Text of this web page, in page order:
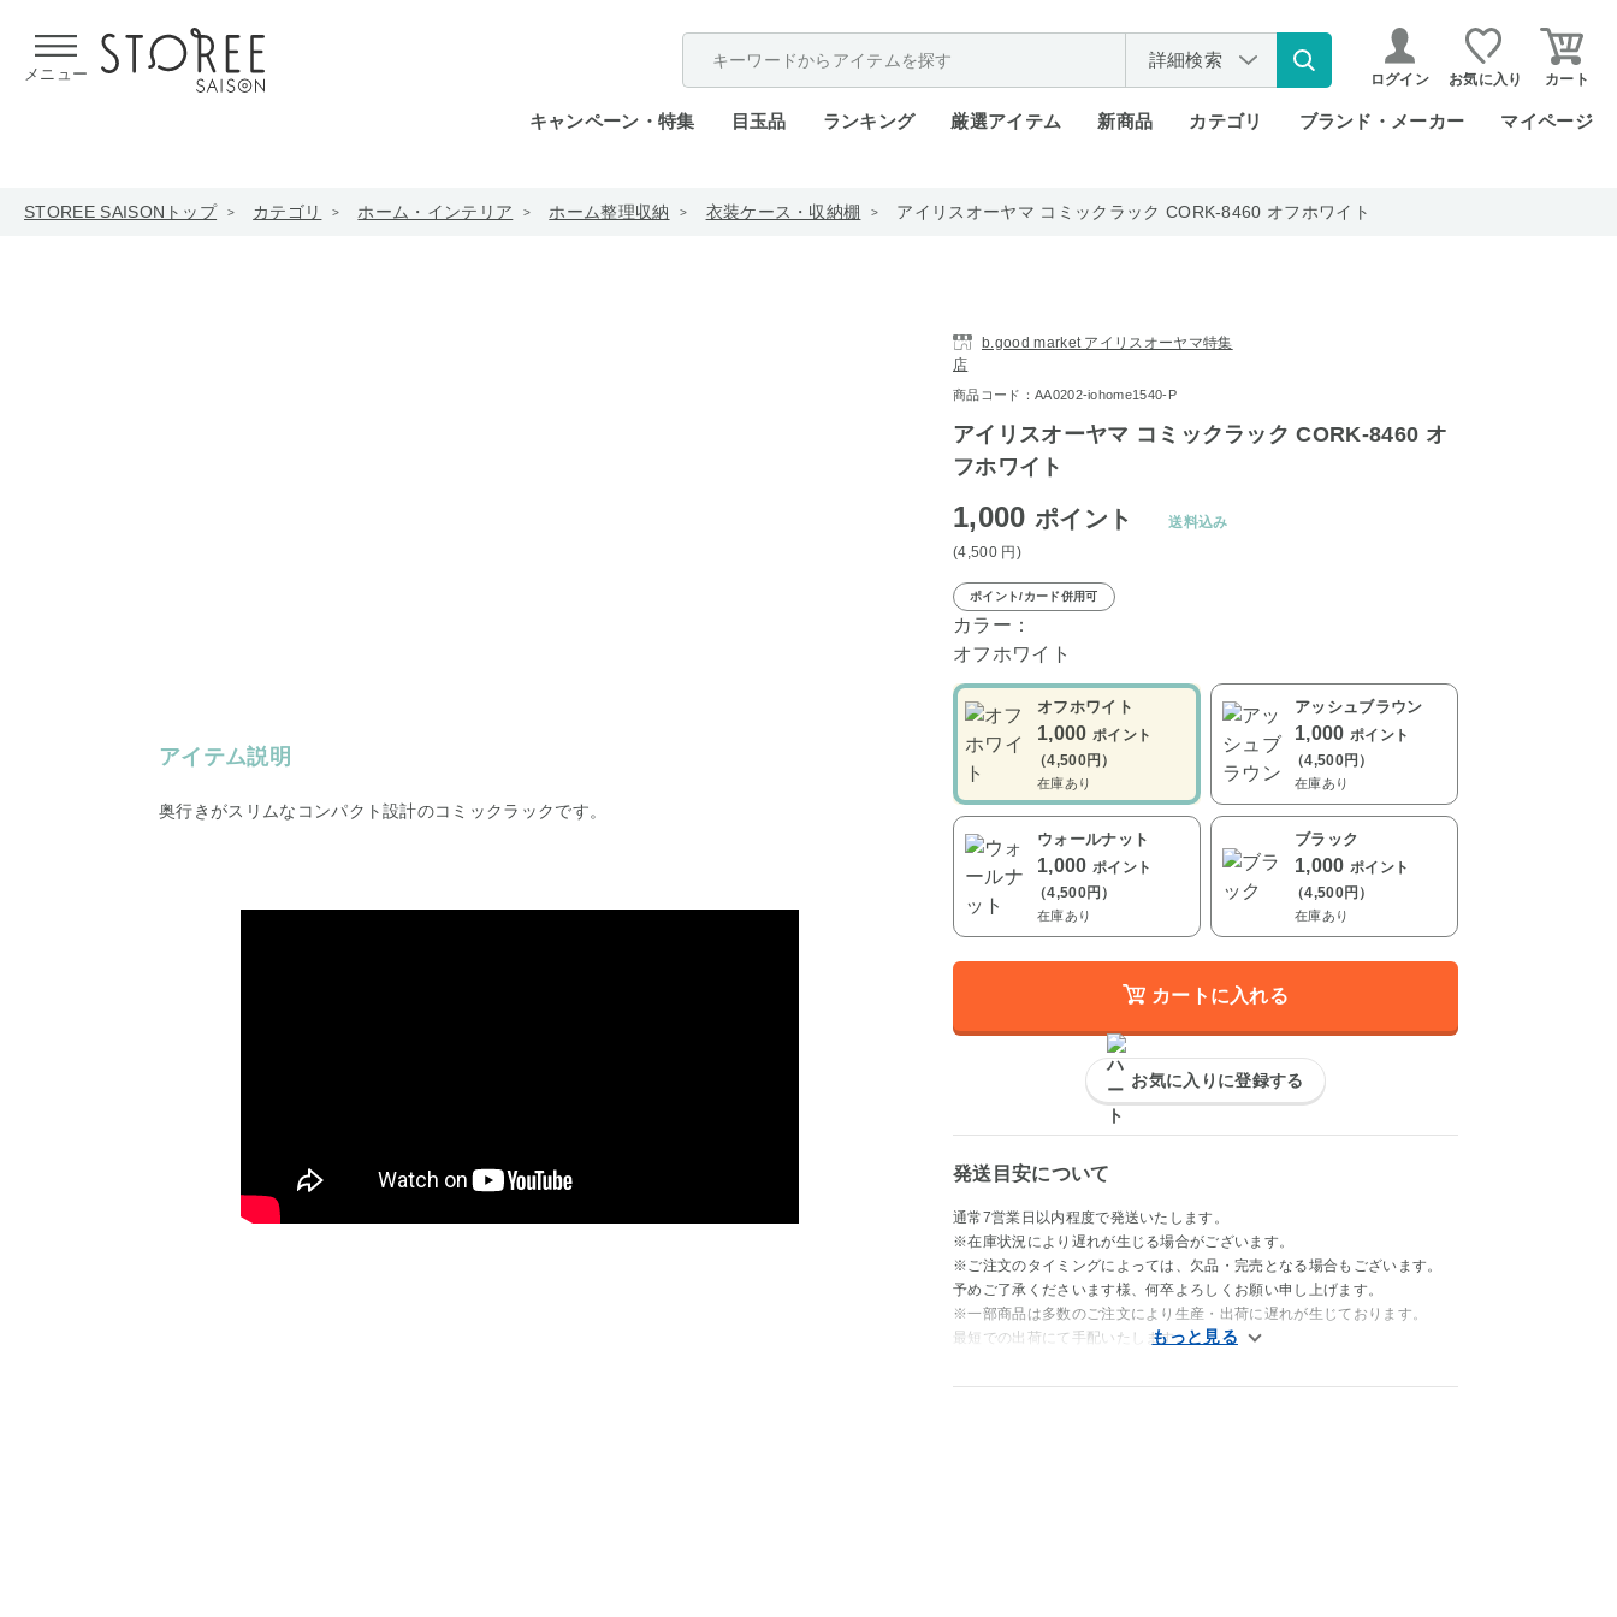
メニュー
詳細検索
ログイン お気に入り カート
キャンペーン・特集 目玉品 ランキング 厳選アイテム 新商品 カテゴリ ブランド・メーカー マイページ
STOREE SAISONトップ カテゴリ ホーム・インテリア ホーム整理収納 衣装ケース・収納棚 アイリスオーヤマ コミックラック CORK-8460 オフホワイト
アイテム説明
奥行きがスリムなコンパクト設計のコミックラックです。
b.good market アイリスオーヤマ特集
店
商品コード：AA0202-iohome1540-P
アイリスオーヤマ コミックラック CORK-8460 オ
フホワイト
1,000 ポイント
(4,500 円 )
送料込み
ポイント/カード併用可
カラー：
オフホワイト
オフホワイト
1,000 ポイント
（4,500円）
在庫あり
アッシュブラウン
1,000 ポイント
（4,500円）
在庫あり
ウォールナット
1,000 ポイント
（4,500円）
在庫あり
ブラック
1,000 ポイント
（4,500円）
在庫あり
カートに入れる
お気に入りに登録する
発送目安について
通常7営業日以内程度で発送いたします。
※在庫状況により遅れが生じる場合がございます。
※ご注文のタイミングによっては、欠品・完売となる場合もございます。
予めご了承くださいます様、何卒よろしくお願い申し上げます。
※一部商品は多数のご注文により生産・出荷に遅れが生じております。
最短での出荷にて手配いたします。